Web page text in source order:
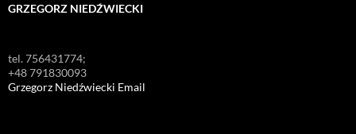
GRZEGORZ NIEDŹWIECKI
tel. 756431774;
+48 791830093
Grzegorz Niedźwiecki Email